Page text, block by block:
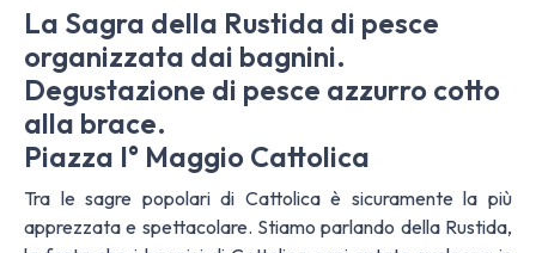
La Sagra della Rustida di pesce
organizzata dai bagnini.
Degustazione di pesce azzurro cotto
alla brace.
Piazza I° Maggio Cattolica
Tra le sagre popolari di Cattolica è sicuramente la più
apprezzata e spettacolare. Stiamo parlando della Rustida,